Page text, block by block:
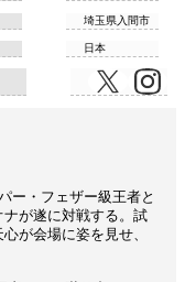
埼玉県入間市
日本
ー・フェザー級王者と
が遂に対戦する。試
が会場に姿を見せ、